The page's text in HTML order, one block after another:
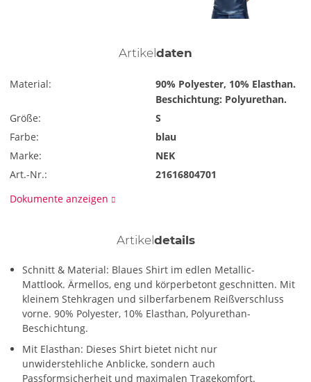
Artikel daten
Material:
90% Polyester, 10% Elasthan.
Beschichtung: Polyurethan.
Größe:
S
Farbe:
blau
Marke:
NEK
Art.-Nr.:
21616804701
Dokumente anzeigen
Artikel details
Schnitt & Material: Blaues Shirt im edlen Metallic-
Mattlook. Ärmellos, eng und körperbetont geschnitten. Mit
kleinem Stehkragen und silberfarbenem Reißverschluss
vorne. 90% Polyester, 10% Elasthan, Polyurethan-
Beschichtung.
Mit Elasthan: Dieses Shirt bietet nicht nur
unwiderstehliche Anblicke, sondern auch
Passformsicherheit und maximalen Tragekomfort.